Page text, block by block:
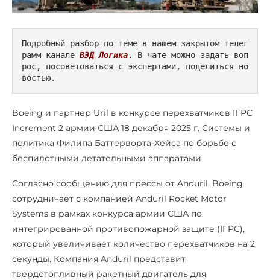
Подробный разбор по теме в нашем закрытом телег
рамм канале ВЭД Логика. В чате можно задать воп
рос, посоветоваться с экспертами, поделиться но
востью.
Boeing и партнер Uril в конкурсе перехватчиков IFPC
Increment 2 армии США 18 декабря 2025 г. Системы и
политика Филипа Баттерворта-Хейса по борьбе с
беспилотными летательными аппаратами
Согласно сообщению для прессы от Anduril, Boeing
сотрудничает с компанией Anduril Rocket Motor
Systems в рамках конкурса армии США по
интегрированной противопожарной защите (IFPC),
который увеличивает количество перехватчиков на 2
секунды. Компания Anduril представит
твердотопливный ракетный двигатель для